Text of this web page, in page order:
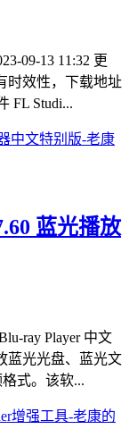
09-13 11:32 更
时效性，下载地址
FL Studi...
蓝光播放
ray Player 中文
蓝光光盘、蓝光文
式。该软...